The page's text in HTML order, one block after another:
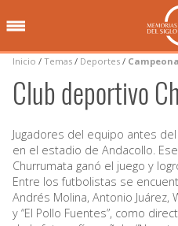
Inicio / Temas / Deportes /
Club deportivo
Jugadores del equipo antes
en el estadio de Andacollo.
Churrumata ganó el juego y
Entre los futbolistas se
Andrés Molina, Antonio Juárez,
y “El Pollo Fuentes”, como